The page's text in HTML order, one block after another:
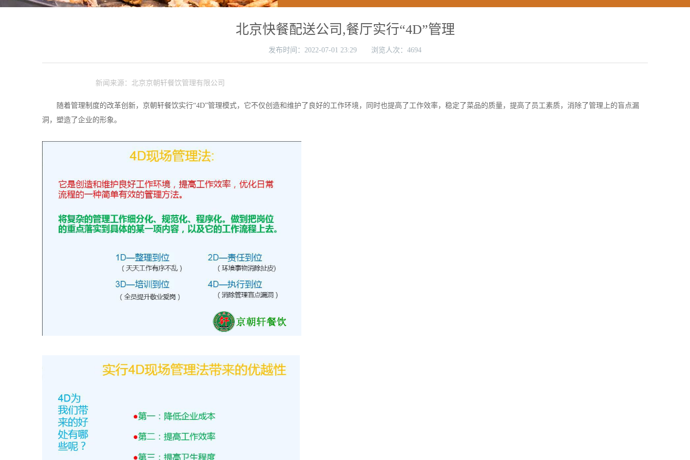
北京快餐配送公司,餐厅实行“4D”管理
发布时间： 2022-07-01 23:29 浏览人次：4694
新闻来源：北京京朝轩餐饮管理有限公司
随着管理制度的改革创新，京朝轩餐饮实行“4D”管理模式，它不仅创造和维护了良好的工作环境，同时也提高了工作效率，稳定了菜品的质量，提高了员工素质，消除了管理上的盲点漏
洞，塑造了企业的形象。